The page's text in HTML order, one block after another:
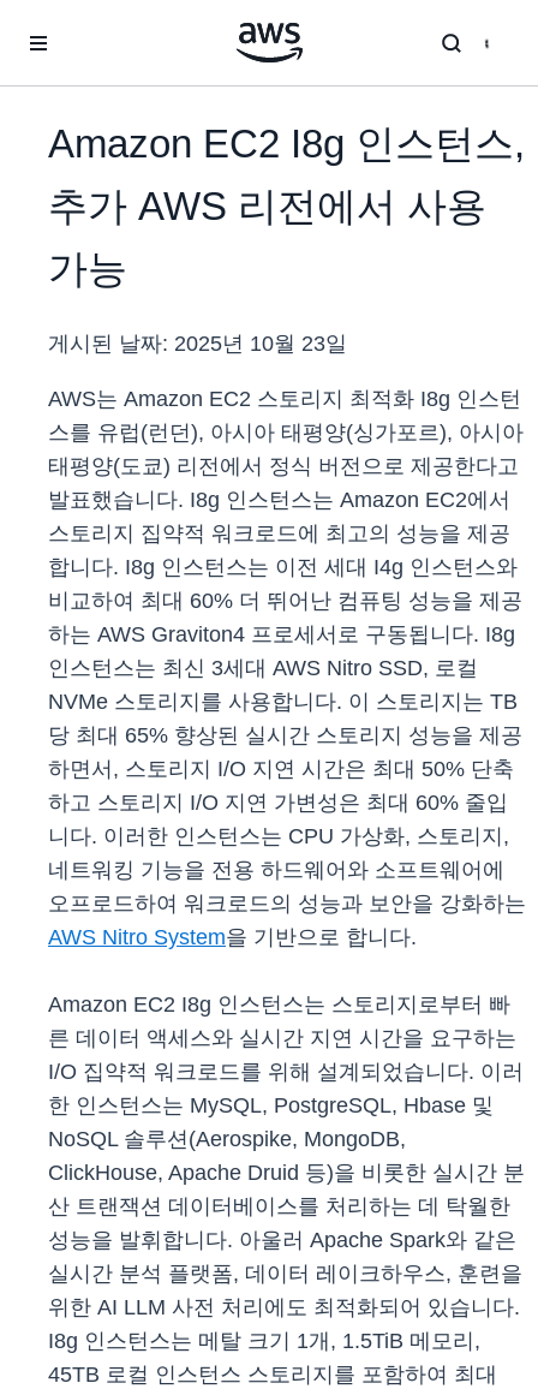
Amazon EC2 I8g 인스턴스,
추가 AWS 리전에서 사용
가능
게시된 날짜: 2025년 10월 23일
AWS는 Amazon EC2 스토리지 최적화 I8g 인스턴
스를 유럽(런던), 아시아 태평양(싱가포르), 아시아
태평양(도쿄) 리전에서 정식 버전으로 제공한다고
발표했습니다. I8g 인스턴스는 Amazon EC2에서
스토리지 집약적 워크로드에 최고의 성능을 제공
합니다. I8g 인스턴스는 이전 세대 I4g 인스턴스와
비교하여 최대 60% 더 뛰어난 컴퓨팅 성능을 제공
하는 AWS Graviton4 프로세서로 구동됩니다. I8g
인스턴스는 최신 3세대 AWS Nitro SSD, 로컬
NVMe 스토리지를 사용합니다. 이 스토리지는 TB
당 최대 65% 향상된 실시간 스토리지 성능을 제공
하면서, 스토리지 I/O 지연 시간은 최대 50% 단축
하고 스토리지 I/O 지연 가변성은 최대 60% 줄입
니다. 이러한 인스턴스는 CPU 가상화, 스토리지,
네트워킹 기능을 전용 하드웨어와 소프트웨어에
오프로드하여 워크로드의 성능과 보안을 강화하는
AWS Nitro System을 기반으로 합니다.
Amazon EC2 I8g 인스턴스는 스토리지로부터 빠
른 데이터 액세스와 실시간 지연 시간을 요구하는
I/O 집약적 워크로드를 위해 설계되었습니다. 이러
한 인스턴스는 MySQL, PostgreSQL, Hbase 및
NoSQL 솔루션(Aerospike, MongoDB,
ClickHouse, Apache Druid 등)을 비롯한 실시간 분
산 트랜잭션 데이터베이스를 처리하는 데 탁월한
성능을 발휘합니다. 아울러 Apache Spark와 같은
실시간 분석 플랫폼, 데이터 레이크하우스, 훈련을
위한 AI LLM 사전 처리에도 최적화되어 있습니다.
I8g 인스턴스는 메탈 크기 1개, 1.5TiB 메모리,
45TB 로컬 인스턴스 스토리지를 포함하여 최대